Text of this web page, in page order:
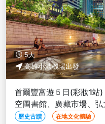
5天
高雄小港機場出發
首爾豐富遊５日(彩妝1站
空圖書館、廣藏市場、
回)
歷史古蹟 在地文化體驗